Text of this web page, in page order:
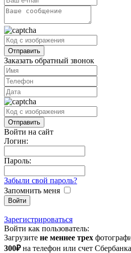
Заказать обратный звонок
Войти на сайт
Логин:
Пароль:
Забыли свой пароль?
Запомнить меня
Зарегистрироваться
Войти как пользователь:
Загрузите не меннее трех
300₽на телефон или счет Сбербанка